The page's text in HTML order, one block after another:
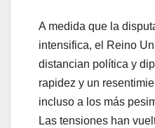
A medida que la
intensifica, el Reino
distancian política y
rapidez y un
incluso a los más
Las tensiones han